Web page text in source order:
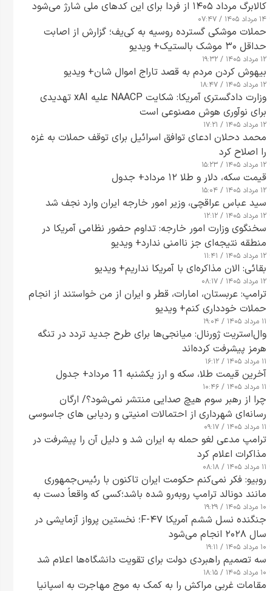
کالابرگ مرداد ۱۴۰۵ از فردا برای این کدهای ملی شارژ می‌شود
۱۴ مرداد ۱۴۰۵ / ۰۷:۴۷
حملات موشکی گسترده روسیه به کی‌یف؛ گزارش از اصابت
حداقل ۳۰ موشک بالستیک+ ویدیو
۱۲ مرداد ۱۴۰۵ / ۱۹:۳۲
بیهوش کردن مردم به قصد تاراج اموال شان+ ویدیو
۱۲ مرداد ۱۴۰۵ / ۱۸:۴۷
وزارت دادگستری آمریکا: شکایت NAACP علیه xAI تهدیدی
برای نوآوری هوش مصنوعی است
۱۲ مرداد ۱۴۰۵ / ۱۷:۲۱
محمد دحلان ادعای توافق اسرائیل برای توقف حملات به غزه
را اصلاح کرد
۱۲ مرداد ۱۴۰۵ / ۱۵:۲۳
قیمت سکه، دلار و طلا ۱۲ مرداد+ جدول
۱۲ مرداد ۱۴۰۵ / ۱۵:۰۴
سید عباس عراقچی، وزیر امور خارجه ایران وارد نجف شد
۱۲ مرداد ۱۴۰۵ / ۱۲:۱۲
سخنگوی وزارت امور خارجه: تداوم حضور نظامی آمریکا در
منطقه نتیجه‌ای جز ناامنی ندارد+ ویدیو
۱۲ مرداد ۱۴۰۵ / ۱۱:۴۱
بقائی: الان مذاکره‌ای با آمریکا نداریم+ ویدیو
۱۲ مرداد ۱۴۰۵ / ۰۸:۱۷
ترامپ: عربستان، امارات، قطر و ایران از من خواستند از انجام
حملات خودداری کنم+ ویدیو
۱۱ مرداد ۱۴۰۵ / ۱۹:۰۴
وال‌استریت ژورنال: میانجی‌ها برای طرح جدید تردد در تنگه
هرمز پیشرفت کرده‌اند
۱۱ مرداد ۱۴۰۵ / ۱۶:۱۲
آخرین قیمت طلا، سکه و ارز یکشنبه 11 مرداد+ جدول
۱۱ مرداد ۱۴۰۵ / ۱۰:۴۶
چرا از رهبر سوم هیچ صدایی منتشر نمی‌شود؟/ ارگان
رسانه‌ای شهرداری از احتمالات امنیتی و ردیابی های جاسوسی
گفت
۱۱ مرداد ۱۴۰۵ / ۰۹:۱۷
ترامپ مدعی لغو حمله به ایران شد و دلیل آن را پیشرفت در
مذاکرات اعلام کرد
۱۱ مرداد ۱۴۰۵ / ۰۸:۱۸
روبیو: فکر نمی‌کنم حکومت ایران تاکنون با رئیس‌جمهوری
مانند دونالد ترامپ روبه‌رو شده باشد؛کسی که واقعاً دست به
اقدام می‌زند
۱۰ مرداد ۱۴۰۵ / ۱۹:۲۹
جنگنده نسل ششم آمریکا F-۴۷؛ نخستین پرواز آزمایشی در
سال ۲۰۲۸ انجام می‌شود
۱۰ مرداد ۱۴۰۵ / ۱۹:۱۱
سه تصمیم راهبردی دولت برای تقویت دانشگاه‌ها اعلام شد
۱۰ مرداد ۱۴۰۵ / ۱۸:۱۵
مقامات غربی مراکش را به کمک به موج مهاجرت به اسپانیا